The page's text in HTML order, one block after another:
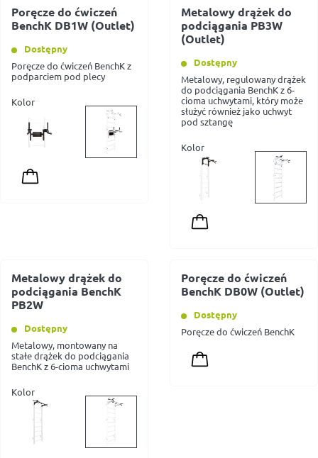
Poręcze do ćwiczeń
BenchK DB1W (Outlet)
Dostępny
Poręcze do ćwiczeń BenchK z
podparciem pod plecy
Kolor
Metalowy drążek do
podciągania PB3W
(Outlet)
Dostępny
Metalowy, regulowany drążek
do podciągania BenchK z 6-
cioma uchwytami, który może
służyć również jako uchwyt
pod sztangę
Kolor
Metalowy drążek do
podciągania BenchK
PB2W
Dostępny
Metalowy, montowany na
stałe drążek do podciągania
BenchK z 6-cioma uchwytami
Kolor
Poręcze do ćwiczeń
BenchK DB0W (Outlet)
Dostępny
Poręcze do ćwiczeń BenchK